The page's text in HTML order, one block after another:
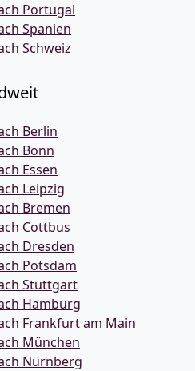
Portugal
Spanien
Schweiz
Berlin
Bonn
Essen
Leipzig
Bremen
Cottbus
Dresden
Potsdam
Stuttgart
Hamburg
Frankfurt am Main
München
Nürnberg